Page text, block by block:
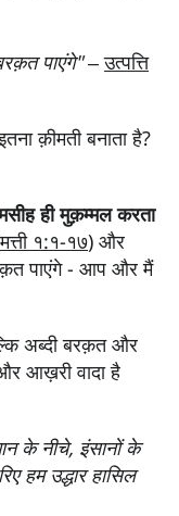
पाएंगे"–उत्पत्ति
क़ीमती बनाता है?
ही मुक़म्मल करता
मत्ती १:१-१७) और
पाएंगे - आप और मैं
अब्दी बरक़त और
आख़री वादा है
के नीचे, इंसानों के
हम उद्धार हासिल